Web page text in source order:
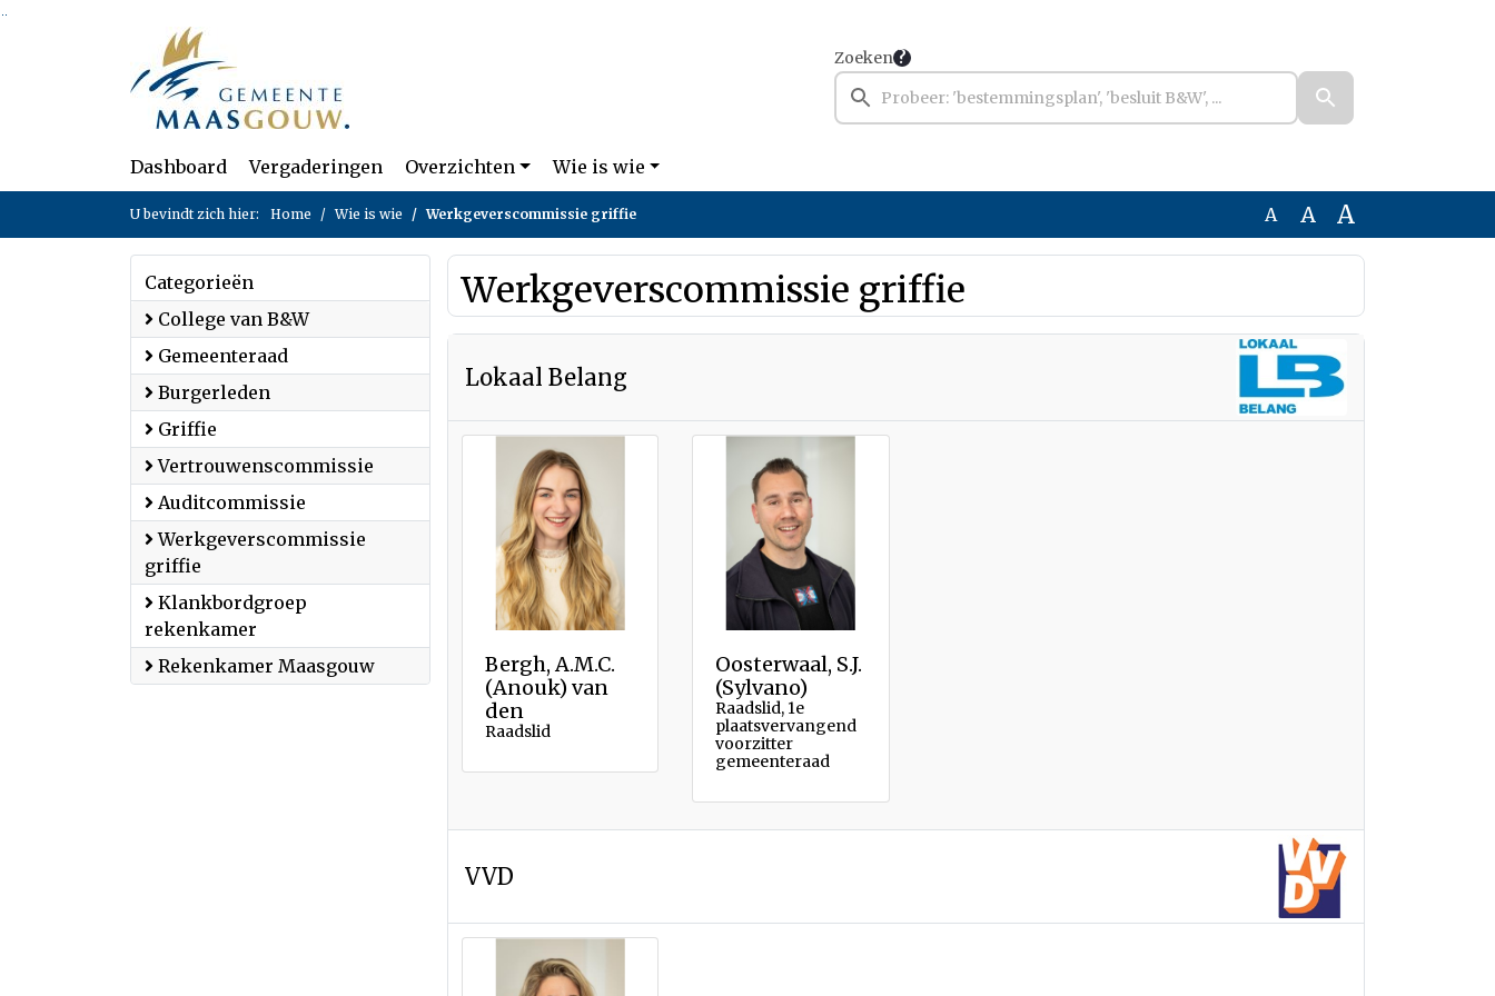
Ga naar de inhoud van deze pagina
Ga naar het zoeken
Zoeken
Dashboard Vergaderingen Overzichten Wie is wie
U bevindt zich hier: Home Wie is wie Werkgeverscommissie griffie A A A
Categorieën
College van B&W
Gemeenteraad
Burgerleden
Griffie
Vertrouwenscommissie
Auditcommissie
Werkgeverscommissie
griffie
rekenkamer
Rekenkamer Maasgouw
Werkgeverscommissie griffie
Lokaal Belang
Bergh, A.M.C.
(Anouk) van
den
Raadslid
Oosterwaal, S.J.
(Sylvano)
Raadslid, 1e
plaatsvervangend
voorzitter
gemeenteraad
VVD